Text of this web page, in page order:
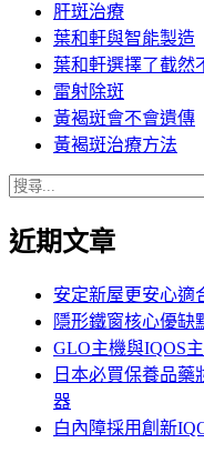
肝斑治療
葉和軒與智能製造
葉和軒選擇了截然
雷射除斑
黃褐斑會不會遺傳
黃褐斑治療方法
搜
關
近期文章
安定新屋更安心適
隱形鐵窗核心優缺
GLO主機與IQOS
日本必買保養品藥
器
白內障採用創新